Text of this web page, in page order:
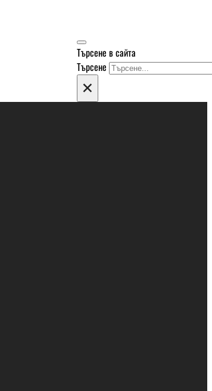
Търсене в сайта
Търсене
×